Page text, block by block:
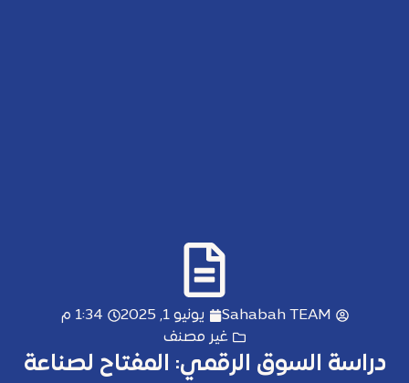
Sahabah TEAM يونيو 1, 2025
1:34 م
غير مصنف
دراسة السوق الرقمي: المفتاح لصناعة